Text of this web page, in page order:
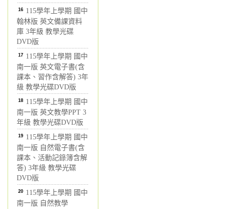
16 115學年上學期 國中
翰林版 英文備課資料
庫 3年級 教學光碟
DVD版
17 115學年上學期 國中
南一版 英文電子書(含
課本、習作含解答) 3年
級 教學光碟DVD版
18 115學年上學期 國中
南一版 英文教學PPT 3
年級 教學光碟DVD版
19 115學年上學期 國中
南一版 自然電子書(含
課本、活動記錄簿含解
答) 3年級 教學光碟
DVD版
20 115學年上學期 國中
南一版 自然教學